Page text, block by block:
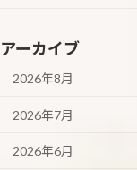
アーカイブ
2026年8月
2026年7月
2026年6月